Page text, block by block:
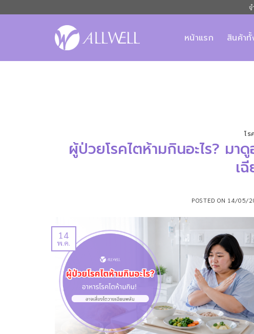
จ
หน้าแรก สินค้า
โร
ผู้ป่วยโรคไตห้ามกินอะไร? มา
เ
POSTED ON 14/05/
14
พ.ค.